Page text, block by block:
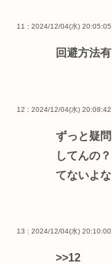
11 : 2024/12/04(水)
回避方法
12 : 2024/12/04(水)
ずっと疑
してんの
てないよな
13 : 2024/12/04(水)
>>12